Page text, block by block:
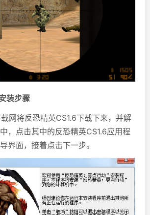
装步骤
将反恐精英CS1.6下载下来，并解
，点击其中的反恐精英CS1.6应用程
界面，接着点击下一步。